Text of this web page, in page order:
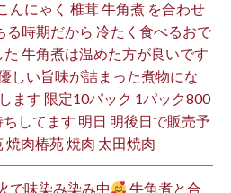
んにゃく 椎茸 牛角煮 を合わせ
る時期だから 冷たく食べるおで
牛角煮は温めた方が良いです
しい旨味が詰まった煮物にな
ます 限定10パック 1パック800
してます 明日 明後日で販売予
焼肉椿苑 焼肉 太田焼肉
で味染み染み中
牛角煮と合